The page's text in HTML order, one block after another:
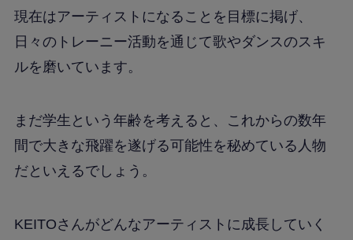
現在はアーティストになることを目標に掲げ、
日々のトレーニー活動を通じて歌やダンスのスキ
ルを磨いています。
まだ学生という年齢を考えると、これからの数年
間で大きな飛躍を遂げる可能性を秘めている人物
だといえるでしょう。
KEITOさんがどんなアーティストに成長していく